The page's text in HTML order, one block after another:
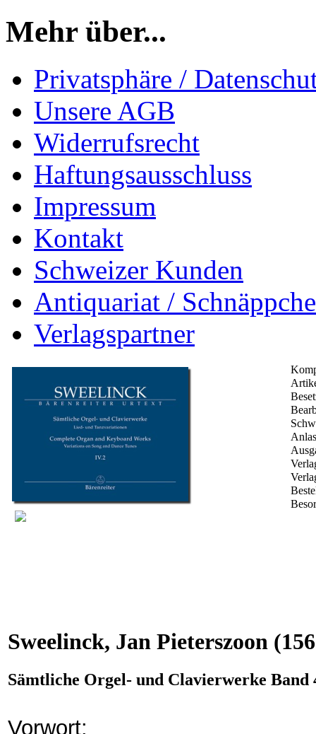
Mehr über...
Privatsphäre /
Unsere AGB
Widerrufsrecht
Haftungsausschluss
Impressum
Kontakt
Schweizer Kunden
Antiquariat /
Verlagspartner
Sweelinck, Jan Pieterszoon
Sämtliche Orgel- und Clavierwerke
Vorwort: